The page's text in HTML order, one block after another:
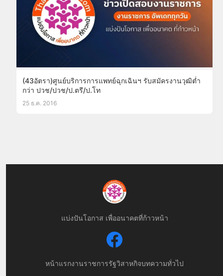
(43อัตรา)ศูนย์บริการการแพทย์ฉุกเฉินฯ รับสมัครงานวุฒิต่ำ
กว่า ปวช/ปวช/ป.ตรี/ป.โท
25 ธ.ค. 2016
แบ่งปันโอกาส เพื่ออนาคตที่ก้าวหน้า
หน้าแรกงานราชการรัฐวิสาหกิจบทความทั่วไป